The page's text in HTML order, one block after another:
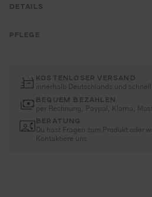
DETAILS
PFLEGE
KOSTENLOSER VERSAND
innerhalb Deutschlands und schnell
BEQUEM BEZAHLEN
per Rechnung, Paypal, Klarna,
BERATUNG
Du hast Fragen zum Produkt oder
Kontaktiere uns